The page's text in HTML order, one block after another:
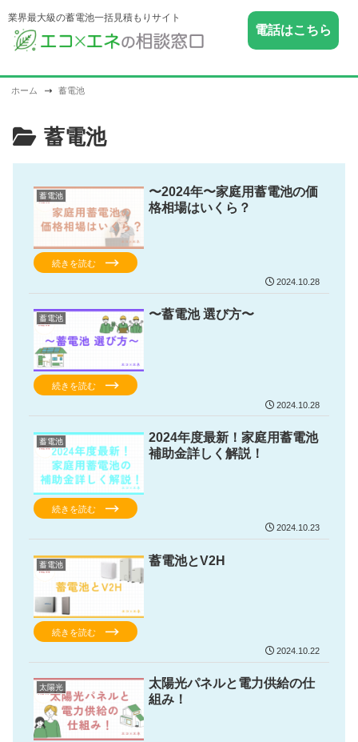
業界最大級の蓄電池一括見積もりサイト
電話はこちら
ホーム 蓄電池
蓄電池
蓄電池
〜2024年〜家庭用蓄電池の価
格相場はいくら？
続きを読む
2024.10.28
蓄電池 〜蓄電池 選び方〜
続きを読む
2024.10.28
蓄電池
2024年度最新！家庭用蓄電池
補助金詳しく解説！
続きを読む
2024.10.23
蓄電池 蓄電池とV2H
続きを読む
2024.10.22
太陽光
太陽光パネルと電力供給の仕
組み！